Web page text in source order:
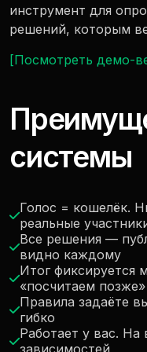
инструмент для
решений, которым
[Посмотреть демо-
системы
Голос = кошелёк.
реальные
Все решения —
видно каждому
Итог фиксируется
«посчитаем позже»
Правила задаёте
гибко
Работает у вас.
зависимостей